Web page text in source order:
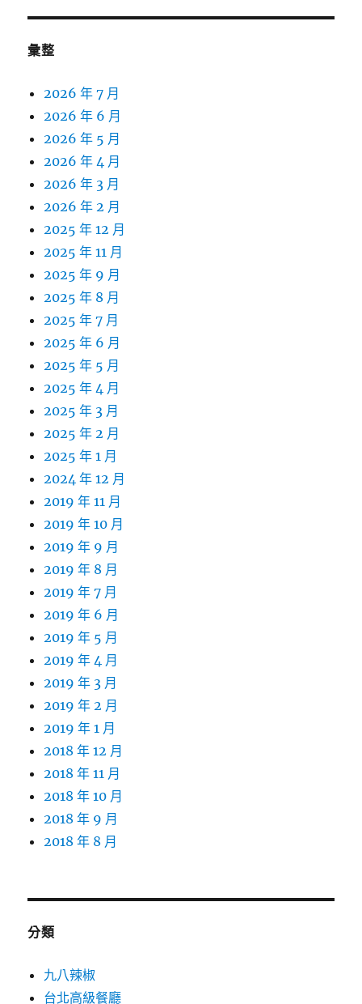
彙整
2026 年 7 月
2026 年 6 月
2026 年 5 月
2026 年 4 月
2026 年 3 月
2026 年 2 月
2025 年 12 月
2025 年 11 月
2025 年 9 月
2025 年 8 月
2025 年 7 月
2025 年 6 月
2025 年 5 月
2025 年 4 月
2025 年 3 月
2025 年 2 月
2025 年 1 月
2024 年 12 月
2019 年 11 月
2019 年 10 月
2019 年 9 月
2019 年 8 月
2019 年 7 月
2019 年 6 月
2019 年 5 月
2019 年 4 月
2019 年 3 月
2019 年 2 月
2019 年 1 月
2018 年 12 月
2018 年 11 月
2018 年 10 月
2018 年 9 月
2018 年 8 月
分類
九八辣椒
台北高級餐廳